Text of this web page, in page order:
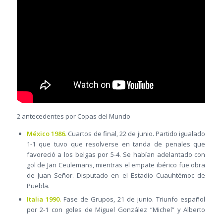
2 antecedentes por Copas del Mundo
México 1986.Cuartos de final, 22 de junio. Partido igualado
1-1 que tuvo que resolverse en tanda de penales que
favoreció a los belgas por 5-4. Se habían adelantado con
gol de Jan Ceulemans, mientras el empate ibérico fue obra
de Juan Señor. Disputado en el Estadio Cuauhtémoc de
Puebla.
Italia 1990.Fase de Grupos, 21 de junio. Triunfo español
por 2-1 con goles de Miguel González “Michel” y Alberto